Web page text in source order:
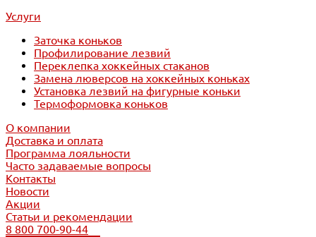
Услуги
Заточка коньков
Профилирование лезвий
Переклепка хоккейных стаканов
Замена люверсов на хоккейных коньках
Установка лезвий на фигурные коньки
Термоформовка коньков
О компании
Доставка и оплата
Программа лояльности
Часто задаваемые вопросы
Контакты
Новости
Акции
Статьи и рекомендации
8 800 700-90-44